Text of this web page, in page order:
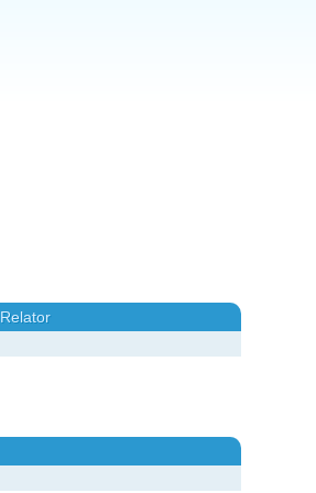
Relator